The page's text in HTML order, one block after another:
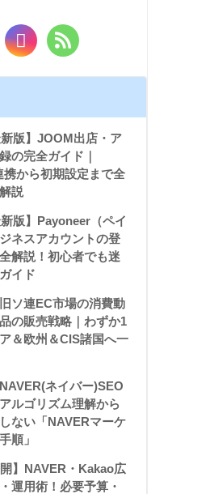
新版】JOOM出店・ア
の完全ガイド｜
携から初期設定まで全
説
新版】Payoneer（ペイ
ネスアカウントの登
解説！初心者でも迷
イド
ソ連EC市場の消費動
の販売戦略｜わずか1
＆欧州＆CIS諸国へ一
NAVER(ネイバー)SEO
ルゴリズム理解から
ない「NAVERマーケ
順」
開】NAVER・Kakao広
運用術！必要予算・